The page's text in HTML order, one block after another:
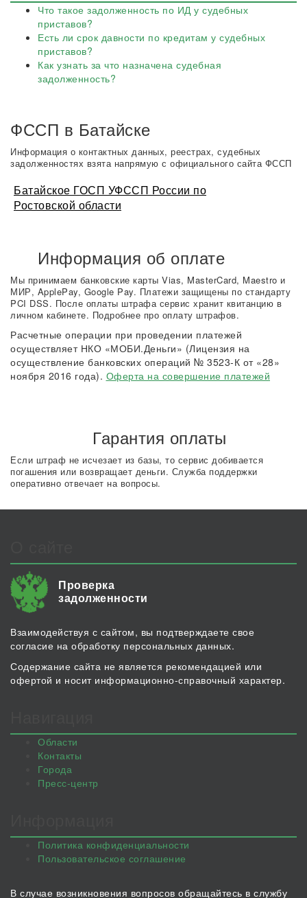
Что такое задолженность по ИД у судебных
приставов?
Есть ли срок давности по кредитам у судебных
приставов?
Как узнать за что назначена судебная
задолженность?
ФССП в Батайске
Информация о контактных данных, реестрах, судебных
задолженностях взята напрямую с официального сайта ФССП
Батайское ГОСП УФССП России по
Ростовской области
Информация об оплате
Мы принимаем банковские карты Vias, MasterCard, Maestro и
МИР, ApplePay, Google Pay. Платежи защищены по стандарту
PCI DSS. После оплаты штрафа сервис хранит квитанцию в
личном кабинете. Подробнее про оплату штрафов.
Расчетные операции при проведении платежей
осуществляет НКО «МОБИ.Деньги» (Лицензия на
осуществление банковских операций № 3523-К от «28»
ноября 2016 года). Оферта на совершение платежей
Гарантия оплаты
Если штраф не исчезает из базы, то сервис добивается
погашения или возвращает деньги. Служба поддержки
оперативно отвечает на вопросы.
Проверка
задолженности
Взаимодействуя с сайтом, вы подтверждаете свое
согласие на обработку персональных данных.
Содержание сайта не является рекомендацией или
офертой и носит информационно-справочный характер.
Области
Контакты
Города
Пресс-центр
Политика конфиденциальности
Пользовательское соглашение
В случае возникновения вопросов обращайтесь в службу